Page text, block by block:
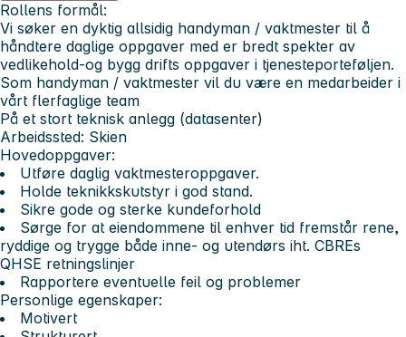
Rollens formål:
Vi søker en dyktig allsidig handyman / vaktmester til å
håndtere daglige oppgaver med er bredt spekter av
vedlikehold-og bygg drifts oppgaver i tjenesteporteføljen.
Som handyman / vaktmester vil du være en medarbeider i
vårt flerfaglige team
På et stort teknisk anlegg (datasenter)
Arbeidssted: Skien
Hovedoppgaver:
Utføre daglig vaktmesteroppgaver.
Holde teknikkskutstyr i god stand.
Sikre gode og sterke kundeforhold
Sørge for at eiendommene til enhver tid fremstår rene,
ryddige og trygge både inne- og utendørs iht. CBREs
QHSE retningslinjer
Rapportere eventuelle feil og problemer
Personlige egenskaper:
Motivert